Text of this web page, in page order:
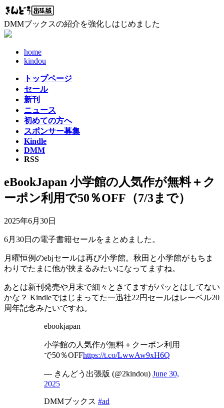
コ
テ
ン
ナ
ゲ
ー
DMMブックスの紹介を強化しはじめました
home
kindou
トップページ
セール
新刊
ニュース
初めての方へ
スポンサー募集
Kindle
DMM
RSS
eBookJapan 小学館の人気作が無料＋ク
ーポン利用で50％OFF（7/3まで）
2025年6月30日
6月30日の電子書籍セールをまとめました。
月曜恒例のebjセールは再び小学館。秋田と小学館がもちま
わりでたまに他が挟まるみたいになってますね。
あとは新刊発売や月末で細々ときてますがパッとはしてない
かな？ Kindleではじまってた一迅社22円セールはレーベル20
周年記念みたいですね。
ebookjapan
小学館の人気作が無料＋クーポン利用
で50％OFFhttps://t.co/LwwAw9xH6Q
— きんどう出張版 (@2kindou) June 30,
2025
DMMブックス #ad